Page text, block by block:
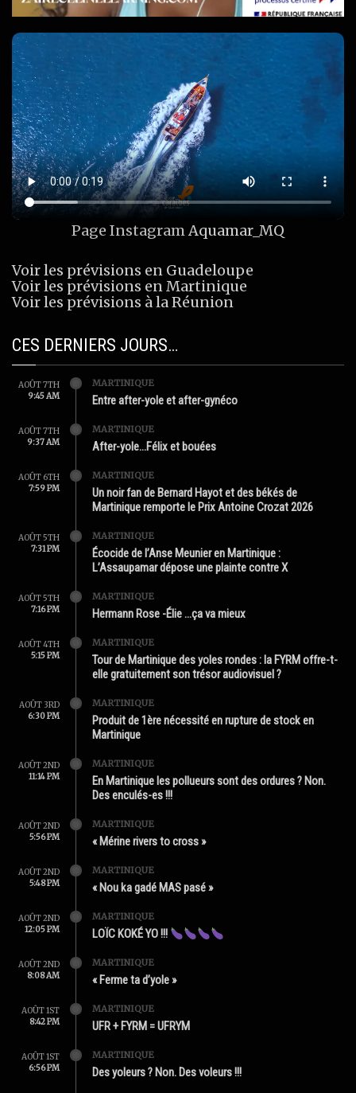
Page InstagramAquamar_MQ
Voir les prévisions en Guadeloupe
Voir les prévisions en Martinique
Voir les prévisions à la Réunion
CES DERNIERS JOURS…
AOÛT 7TH
9:45 AM
MARTINIQUE
Entre after-yole et after-gynéco
AOÛT 7TH
9:37 AM
MARTINIQUE
After-yole…Félix et bouées
AOÛT 6TH
7:59 PM
MARTINIQUE
Un noir fan de Bernard Hayot et des békés de
Martinique remporte le Prix Antoine Crozat 2026
AOÛT 5TH
7:31 PM
MARTINIQUE
Écocide de l’Anse Meunier en Martinique :
L’Assaupamar dépose une plainte contre X
AOÛT 5TH
7:16 PM
MARTINIQUE
Hermann Rose -Élie …ça va mieux
AOÛT 4TH
5:15 PM
MARTINIQUE
Tour de Martinique des yoles rondes : la FYRM offre-t-
elle gratuitement son trésor audiovisuel ?
AOÛT 3RD
6:30 PM
MARTINIQUE
Produit de 1ère nécessité en rupture de stock en
Martinique
AOÛT 2ND
11:14 PM
MARTINIQUE
En Martinique les pollueurs sont des ordures ? Non.
Des enculés-es !!!
AOÛT 2ND
5:56 PM
MARTINIQUE
« Mérine rivers to cross »
AOÛT 2ND
5:48 PM
MARTINIQUE
« Nou ka gadé MAS pasé »
AOÛT 2ND
12:05 PM
MARTINIQUE
LOÏC KOKÉ YO !!!
AOÛT 2ND
8:08 AM
MARTINIQUE
« Ferme ta d’yole »
AOÛT 1ST
8:42 PM
MARTINIQUE
UFR + FYRM = UFRYM
AOÛT 1ST
6:56 PM
MARTINIQUE
Des yoleurs ? Non. Des voleurs !!!